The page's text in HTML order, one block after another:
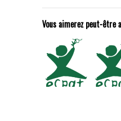
Vous aimerez peut-être